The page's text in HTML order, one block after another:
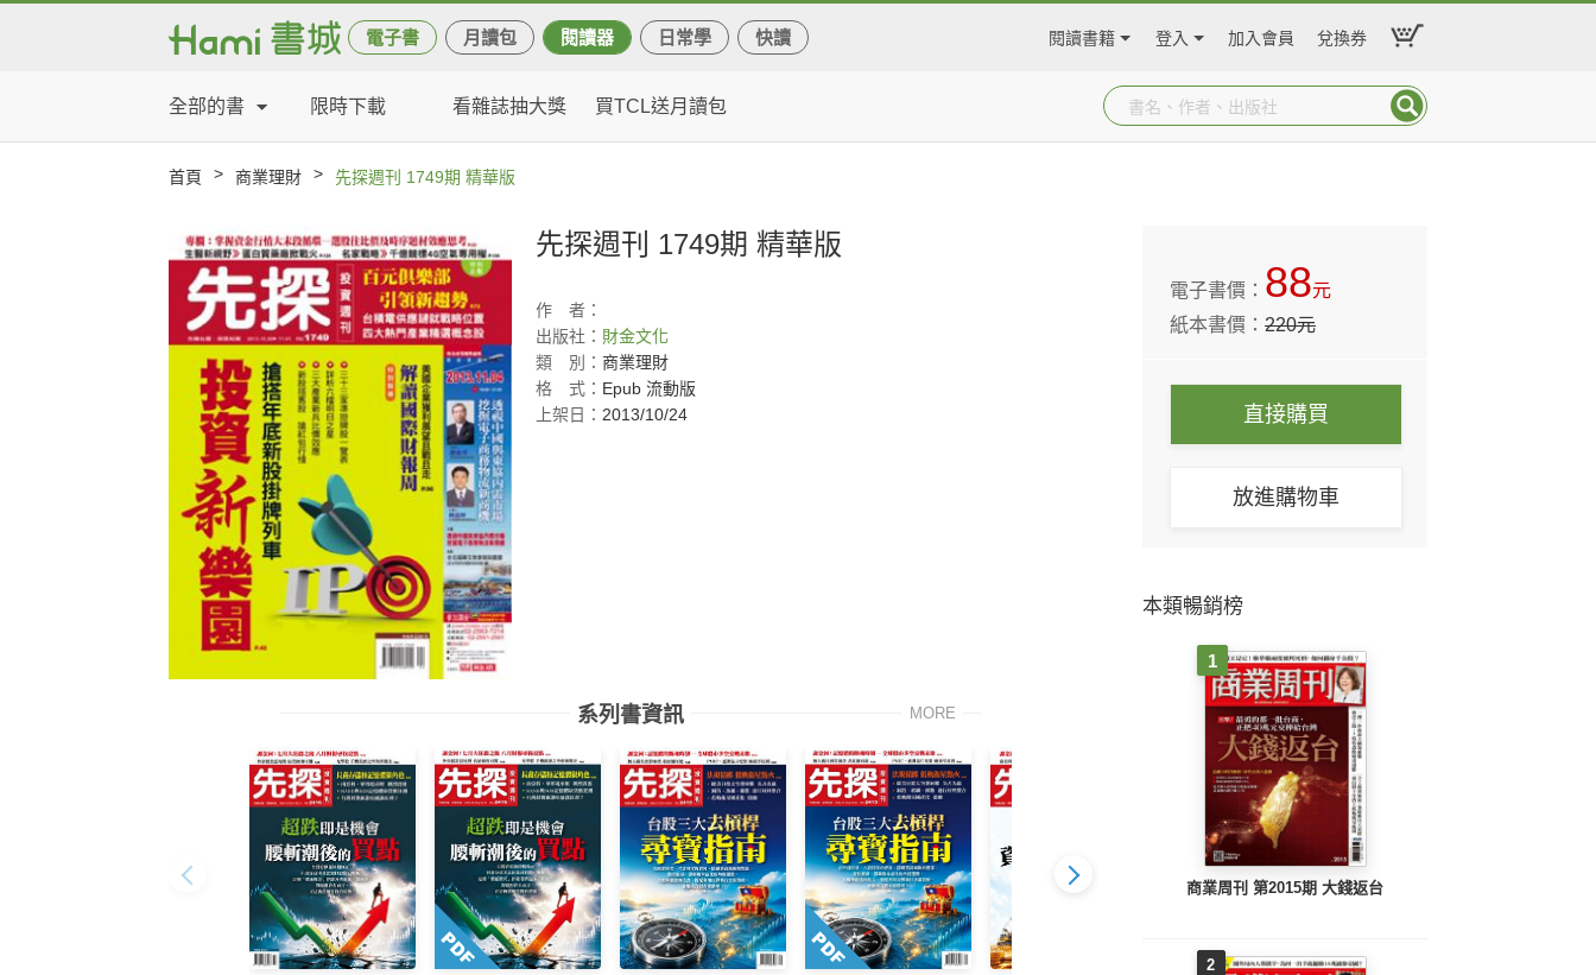
電子書 月讀包 閱讀器 日常學 快讀 閱讀書籍 登入 加入會員 兌換券
全部的書 限時下載 看雜誌抽大獎 買TCL送月讀包
首頁 > 商業理財 > 先探週刊 1749期 精華版
先探週刊 1749期 精華版
作
者：
出版社： 財金文化
類
別： 商業理財
格
式： Epub 流動版
上架日： 2013/10/24
系列書資訊 MORE
電子書價： 88元
紙本書價：220元
直接購買
放進購物車
本類暢銷榜
1
商業周刊 第2015期 大錢返台
2